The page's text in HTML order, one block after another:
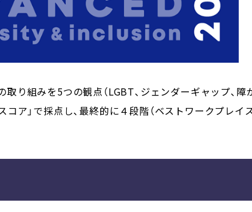
り組みを5つの観点（LGBT、ジェンダーギャップ、障
ア」で採点し、最終的に４段階（ベストワークプレイ